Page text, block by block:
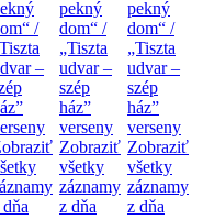
/
–
pekný
dom“ /
„Tiszta
udvar –
szép
ház”
verseny
Zobraziť
všetky
záznamy
z dňa
pekný
dom“ /
„Tiszta
udvar –
szép
ház”
verseny
Zobraziť
všetky
záznamy
z dňa